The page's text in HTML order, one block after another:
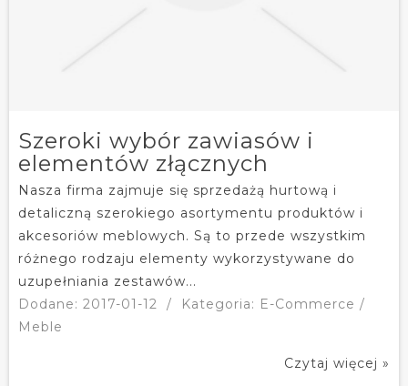
Szeroki wybór zawiasów i
elementów złącznych
Nasza firma zajmuje się sprzedażą hurtową i
detaliczną szerokiego asortymentu produktów i
akcesoriów meblowych. Są to przede wszystkim
różnego rodzaju elementy wykorzystywane do
uzupełniania zestawów...
Dodane: 2017-01-12
/
Kategoria: E-Commerce /
Meble
Czytaj więcej »